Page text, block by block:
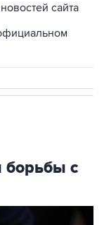
сайта
борьбы с